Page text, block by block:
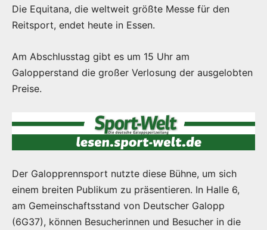
Die Equitana, die weltweit größte Messe für den
Reitsport, endet heute in Essen.
Am Abschlusstag gibt es um 15 Uhr am
Galopperstand die großer Verlosung der ausgelobten
Preise.
Der Galopprennsport nutzte diese Bühne, um sich
einem breiten Publikum zu präsentieren. In Halle 6,
am Gemeinschaftsstand von Deutscher Galopp
(6G37), können Besucherinnen und Besucher in die